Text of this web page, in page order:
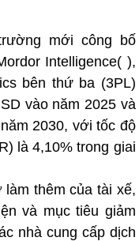
mới công bố
Intelligence( ),
bên thứ ba (3PL)
vào năm 2025 và
2030, với tốc độ
là 4,10% trong giai
thêm của tài xế,
và mục tiêu giảm
nhà cung cấp dịch